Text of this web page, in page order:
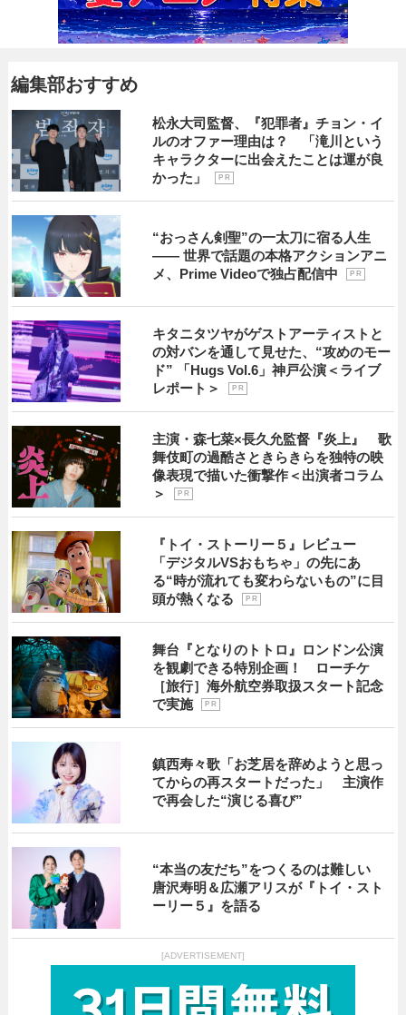
編集部おすすめ
松永大司監督、『犯罪者』チョン・イ
ルのオファー理由は？ 「滝川という
キャラクターに出会えたことは運が良
かった」
P R
“おっさん剣聖”の一太刀に宿る人生
―― 世界で話題の本格アクションアニ
メ、Prime Videoで独占配信中
P R
キタニタツヤがゲストアーティストと
の対バンを通して見せた、“攻めのモー
ド” 「Hugs Vol.6」神戸公演＜ライブ
レポート＞
P R
主演・森七菜×長久允監督『炎上』 歌
舞伎町の過酷さときらきらを独特の映
像表現で描いた衝撃作＜出演者コラム
＞
P R
『トイ・ストーリー５』レビュー
「デジタルVSおもちゃ」の先にあ
る“時が流れても変わらないもの”に目
頭が熱くなる
P R
舞台『となりのトトロ』ロンドン公演
を観劇できる特別企画！ ローチケ
［旅行］海外航空券取扱スタート記念
で実施
P R
鎮西寿々歌「お芝居を辞めようと思っ
てからの再スタートだった」 主演作
で再会した“演じる喜び”
“本当の友だち”をつくるのは難しい
唐沢寿明＆広瀬アリスが『トイ・スト
ーリー５』を語る
[ADVERTISEMENT]